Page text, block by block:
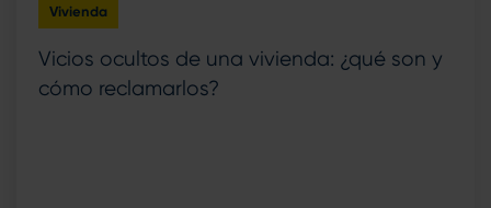
Vivienda
Vicios ocultos de una vivienda: ¿qué son y
cómo reclamarlos?